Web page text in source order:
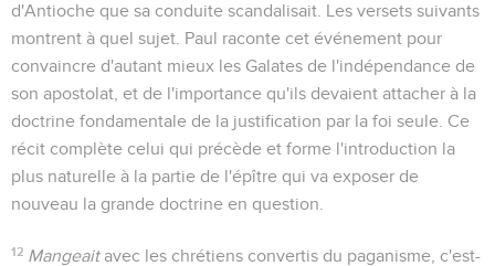
d'Antioche que sa conduite scandalisait. Les versets suivants
montrent à quel sujet. Paul raconte cet événement pour
convaincre d'autant mieux les Galates de l'indépendance de
son apostolat, et de l'importance qu'ils devaient attacher à la
doctrine fondamentale de la justification par la foi seule. Ce
récit complète celui qui précède et forme l'introduction la
plus naturelle à la partie de l'épître qui va exposer de
nouveau la grande doctrine en question.
12 Mangeaitavec les chrétiens convertis du paganisme, c'est-